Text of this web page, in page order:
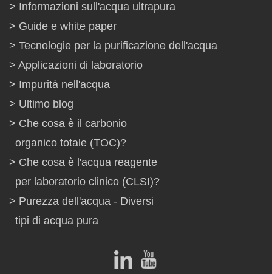
Informazioni sull'acqua ultrapura
Guide e white paper
Tecnologie per la purificazione dell'acqua
Applicazioni di laboratorio
Impurità nell'acqua
Ultimo blog
Che cosa è il carbonio
organico totale (TOC)?
Che cosa è l'acqua reagente
per laboratorio clinico (CLSI)?
Purezza dell'acqua - Diversi
tipi di acqua pura